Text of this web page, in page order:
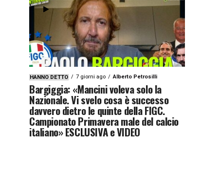
HANNO DETTO 7 giorni ago Alberto Petrosilli
Bargiggia: «Mancini voleva solo la
Nazionale. Vi svelo cosa è successo
davvero dietro le quinte della FIGC.
Campionato Primavera male del calcio
italiano» ESCLUSIVA e VIDEO